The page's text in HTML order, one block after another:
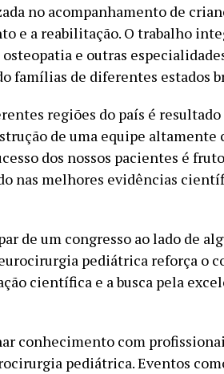
no acompanhamento de
e a reabilitação. O trabalho
e outras
famílias de diferentes estados
regiões do país é
de uma equipe altamente
dos nossos pacientes é
nas melhores evidências
de um congresso ao lado de
pediátrica reforça o
científica e a busca pela
conhecimento com
pediátrica. Eventos